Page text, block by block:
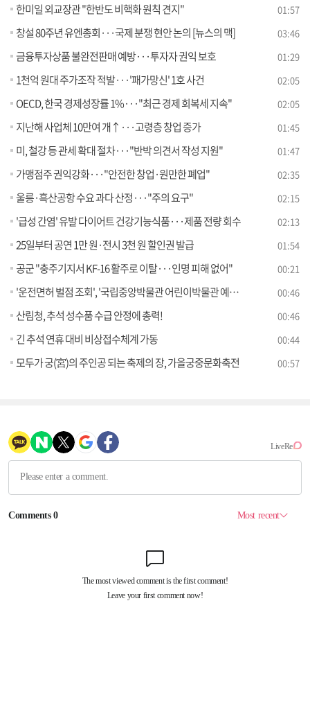
한미일 외교장관 "한반도 비핵화 원칙 견지" 01:57
창설 80주년 유엔총회···국제 분쟁 현안 논의 [뉴스의 맥] 03:46
금융투자상품 불완전판매 예방···투자자 권익 보호 01:29
1천억 원대 주가조작 적발···'패가망신' 1호 사건 02:05
OECD, 한국 경제성장률 1%···"최근 경제 회복세 지속" 02:05
지난해 사업체 10만여 개↑···고령층 창업 증가 01:45
미, 철강 등 관세 확대 절차···"반박 의견서 작성 지원" 01:47
가맹점주 권익강화···"안전한 창업·원만한 폐업" 02:35
울릉·흑산공항 수요 과다 산정···"주의 요구" 02:15
'급성 간염' 유발 다이어트 건강기능식품···제품 전량 회수 02:13
25일부터 공연 1만 원·전시 3천 원 할인권 발급 01:54
공군 "충주기지서 KF-16 활주로 이탈···인명 피해 없어" 00:21
'운전면허 벌점 조회', '국립중앙박물관 어린이박물관 예약' 민간 앱으로 이용하세요 00:46
산림청, 추석 성수품 수급 안정에 총력! 00:46
긴 추석 연휴 대비 비상접수체계 가동 00:44
모두가 궁(宮)의 주인공 되는 축제의 장, 가을궁중문화축전 00:57